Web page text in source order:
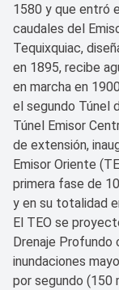
1580 y que entró
caudales del
Tequixquiac,
en 1895, recibe
en marcha en
el segundo Túnel
Túnel Emisor
de extensión,
Emisor Oriente
primera fase de
y en su totalidad
El TEO se
Drenaje Profundo
inundaciones
por segundo (150